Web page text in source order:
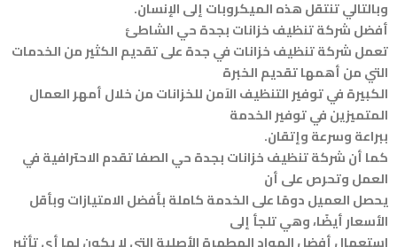
وبالتالي تنتقل هذه الميكروبات إلى الإنسان.
أفضل شركة تنظيف خزانات بجدة حي الشاطئ
تعمل شركة تنظيف خزانات في جدة على تقديم الكثير من الخدمات
التي من أهمها تقديم الخبرة
الكبيرة في توفير التنظيف الآمن للخزانات من خلال أمهر العمال
المتميزين في توفير الخدمة
ببراعة وسرعة وإتقان.
كما أن شركة تنظيف خزانات بجدة حي الصفا تقدم الاحترافية في
العمل وتحرص على أن
يحصل العميل دومًا على الخدمة كاملة بأفضل الامتيازات وبأقل
الأسعار أيضًا، وهي تلجأ إلى